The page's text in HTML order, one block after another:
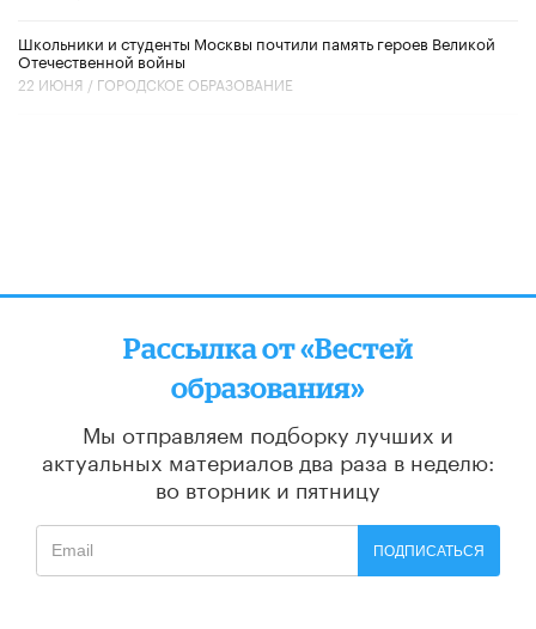
Школьники и студенты Москвы почтили память героев Великой
Отечественной войны
22 ИЮНЯ / ГОРОДСКОЕ ОБРАЗОВАНИЕ
Рассылка от «Вестей
образования»
Мы отправляем подборку лучших и
актуальных материалов два раза в неделю:
во вторник и пятницу
ПОДПИСАТЬСЯ